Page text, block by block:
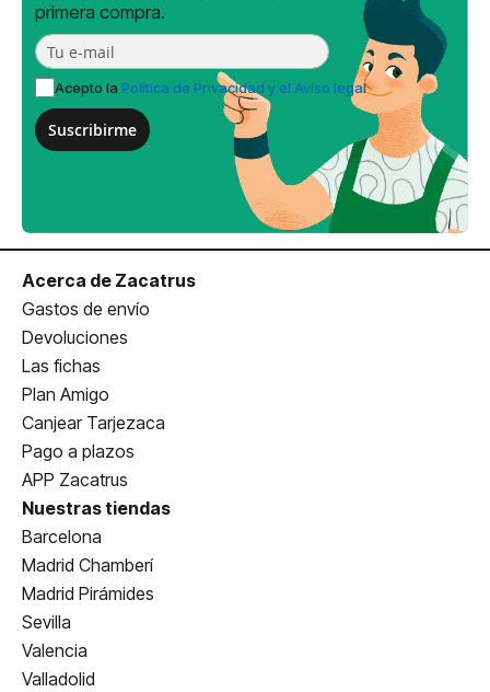
primera compra.
Acepto la Política de Privacidad y el Aviso legal
Suscribirme
Acerca de Zacatrus
Gastos de envío
Devoluciones
Las fichas
Plan Amigo
Canjear Tarjezaca
Pago a plazos
APP Zacatrus
Nuestras tiendas
Barcelona
Madrid Chamberí
Madrid Pirámides
Sevilla
Valencia
Valladolid